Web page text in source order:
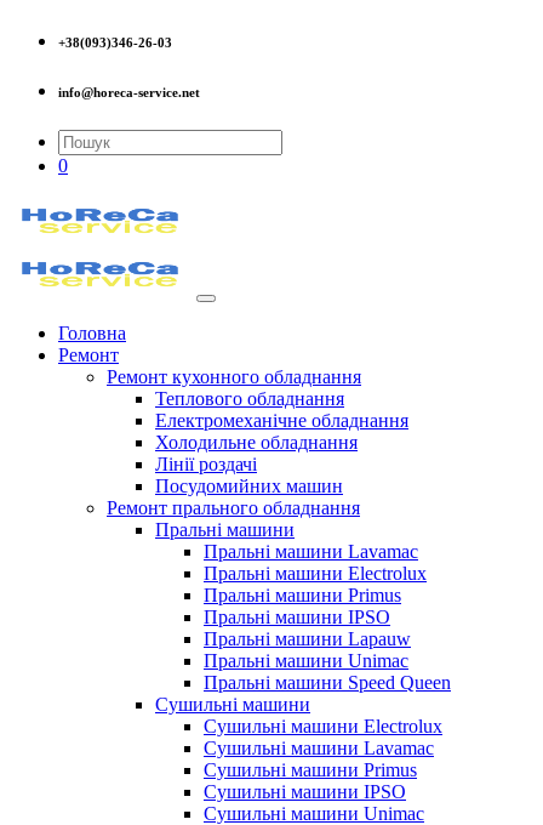
+38(093)346-26-03
info@horeca-service.net
0
Головна
Ремонт
Ремонт кухонного обладнання
Теплового обладнання
Електромеханічне обладнання
Холодильне обладнання
Лінії роздачі
Посудомийних машин
Ремонт прального обладнання
Пральні машини
Пральні машини Lavamac
Пральні машини Electrolux
Пральні машини Primus
Пральні машини IPSO
Пральні машини Lapauw
Пральні машини Unimac
Пральні машини Speed Queen
Сушильні машини
Сушильні машини Electrolux
Сушильні машини Lavamac
Сушильні машини Primus
Сушильні машини IPSO
Сушильні машини Unimac